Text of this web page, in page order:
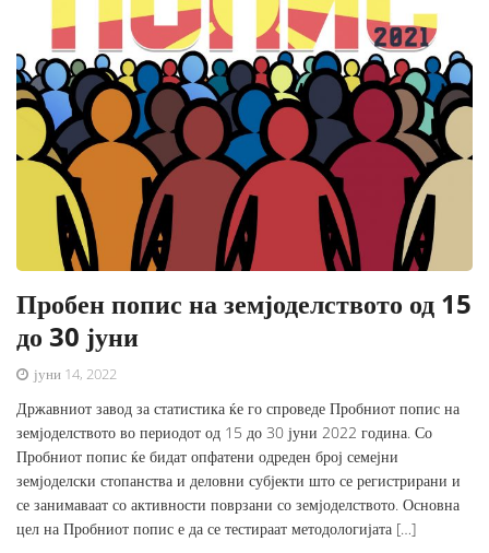
Пробен попис на земјоделството од 15
до 30 јуни
јуни 14, 2022
Државниот завод за статистика ќе го спроведе Пробниот попис на
земјоделството во периодот од 15 до 30 јуни 2022 година. Со
Пробниот попис ќе бидат опфатени одреден број семејни
земјоделски стопанства и деловни субјекти што се регистрирани и
се занимаваат со активности поврзани со земјоделството. Основна
цел на Пробниот попис е да се тестираат методологијата […]